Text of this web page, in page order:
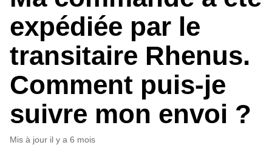
expédiée par le
transitaire Rhenus.
Comment puis-je
suivre mon envoi ?
Mis à jour il y a 6 mois